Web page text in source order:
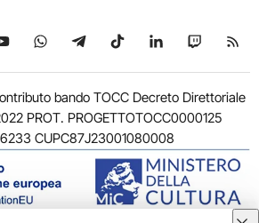
su X su YouTube
Seguici su WhatsApp
Seguici su Telegram
Seguici su TikTok
Seguici su
Seguici
bando TOCC Decreto Direttoriale
PROT. PROGETTOTOCC0000125
CUPC87J23001080008